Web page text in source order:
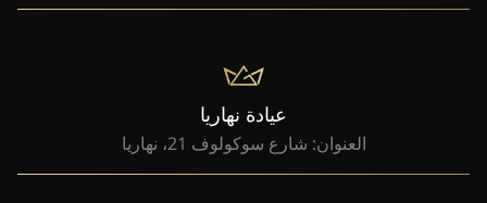
عيادة نهاريا
العنوان: شارع سوكولوف 21، نهاريا